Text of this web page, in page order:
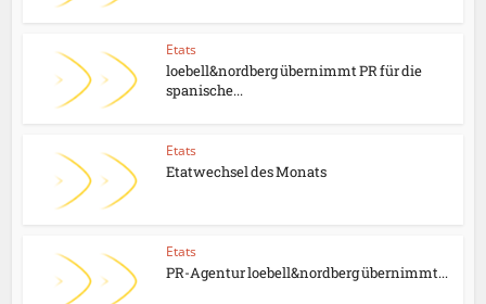
Etats
loebell&nordberg übernimmt PR für die
spanische...
Etats
Etatwechsel des Monats
Etats
PR-Agentur loebell&nordberg übernimmt...